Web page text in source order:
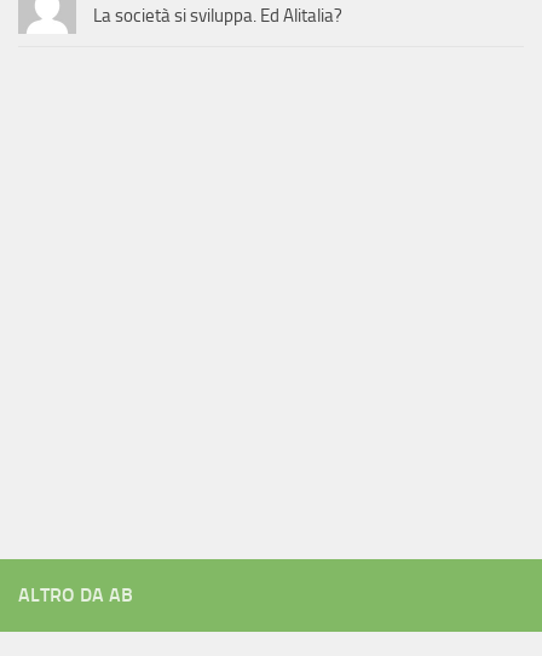
La società si sviluppa. Ed Alitalia?
ALTRO DA AB